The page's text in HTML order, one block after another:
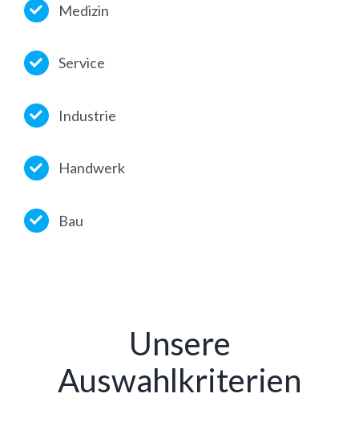
Medizin
Service
Industrie
Handwerk
Bau
Unsere
Auswahlkriterien